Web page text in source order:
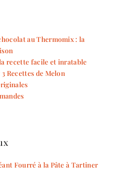
au Thermomix : la
recette facile et inratable
Recettes de Melon
Fourré à la Pâte à Tartiner